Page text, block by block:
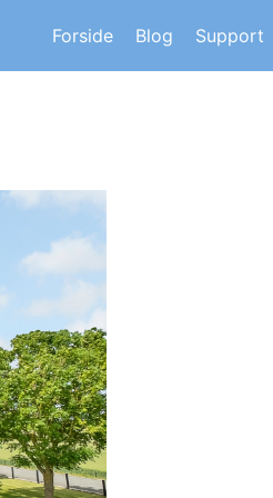
andre huskøberes oplevelser.
Forside Blog Support